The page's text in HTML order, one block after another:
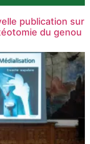
publication sur
du genou